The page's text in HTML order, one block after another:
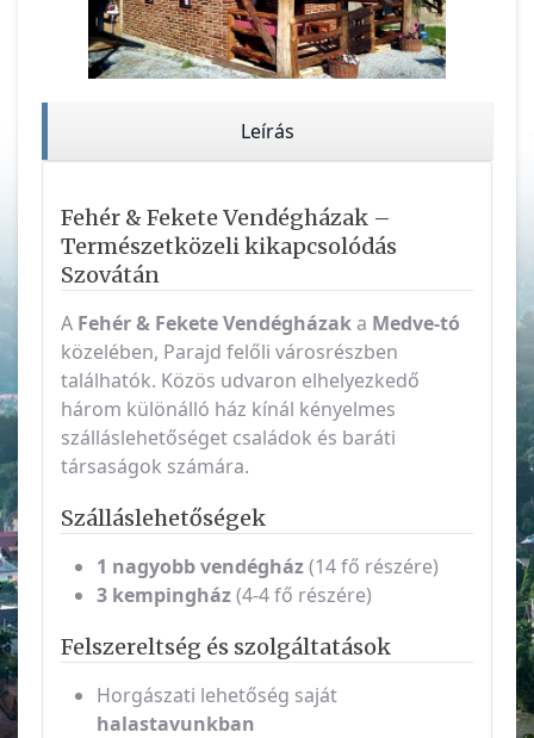
Leírás
Fehér & Fekete Vendégházak –
Természetközeli kikapcsolódás
Szovátán
A Fehér & Fekete Vendégházaka Medve-tó
közelében, Parajd felőli városrészben
találhatók. Közös udvaron elhelyezkedő
három különálló ház kínál kényelmes
szálláslehetőséget családok és baráti
társaságok számára.
Szálláslehetőségek
1 nagyobb vendégház(14 fő részére)
3 kempingház(4-4 fő részére)
Felszereltség és szolgáltatások
Horgászati lehetőség saját
halastavunkban